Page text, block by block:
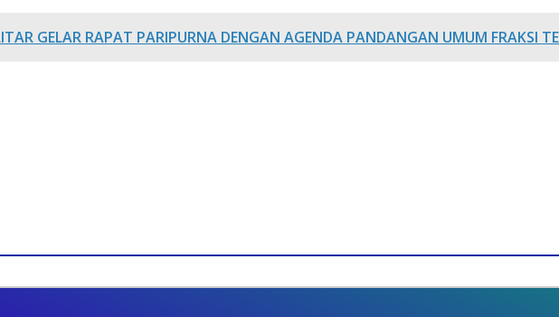
GELAR RAPAT PARIPURNA DENGAN AGENDA PANDANGAN UMUM FRAKSI